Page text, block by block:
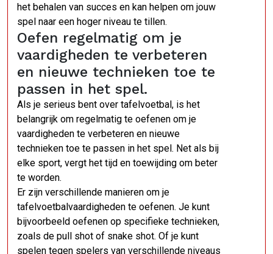
het behalen van succes en kan helpen om jouw
spel naar een hoger niveau te tillen.
Oefen regelmatig om je
vaardigheden te verbeteren
en nieuwe technieken toe te
passen in het spel.
Als je serieus bent over tafelvoetbal, is het
belangrijk om regelmatig te oefenen om je
vaardigheden te verbeteren en nieuwe
technieken toe te passen in het spel. Net als bij
elke sport, vergt het tijd en toewijding om beter
te worden.
Er zijn verschillende manieren om je
tafelvoetbalvaardigheden te oefenen. Je kunt
bijvoorbeeld oefenen op specifieke technieken,
zoals de pull shot of snake shot. Of je kunt
spelen tegen spelers van verschillende niveaus